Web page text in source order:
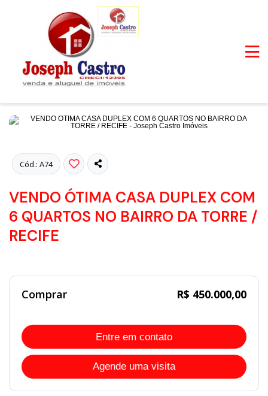
Cód.: A74
VENDO ÓTIMA CASA DUPLEX COM
6 QUARTOS NO BAIRRO DA TORRE /
RECIFE
Comprar R$ 450.000,00
Entre em contato
Agende uma visita